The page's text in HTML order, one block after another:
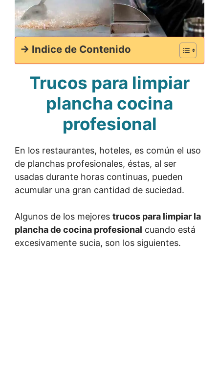
-> Indice de Contenido
Trucos para limpiar
plancha cocina
profesional
En los restaurantes, hoteles, es común el uso
de planchas profesionales, éstas, al ser
usadas durante horas continuas, pueden
acumular una gran cantidad de suciedad.
Algunos de los mejores trucos para limpiar la
plancha de cocina profesional cuando está
excesivamente sucia, son los siguientes.